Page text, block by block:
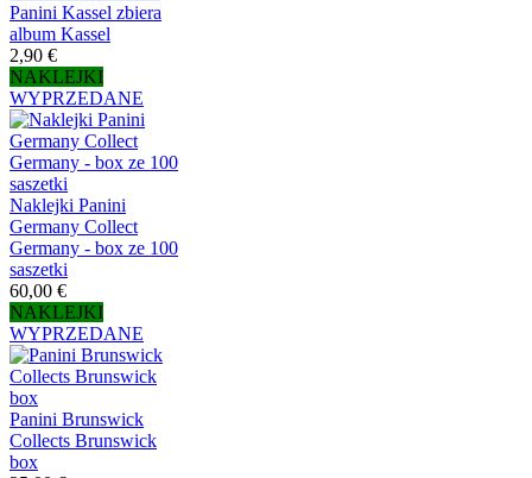
Panini Kassel zbiera
album Kassel
2,90 €
NAKLEJKI
WYPRZEDANE
Naklejki Panini
Germany Collect
Germany - box ze 100
saszetki
60,00 €
NAKLEJKI
WYPRZEDANE
Panini Brunswick
Collects Brunswick
box